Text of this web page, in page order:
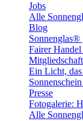
Jobs
Alle
Blog
Fairer
Mitgliedschaft
Ein Licht,
Presse
Fotogalerie:
Alle